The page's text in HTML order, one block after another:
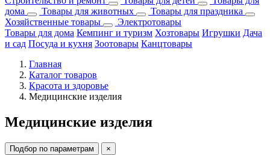
дома
Товары для животных
Товары для праздника
Хозяйственные товары
Электротовары
Товары для дома Кемпинг и туризм Хозтовары Игрушки Дача
и сад Посуда и кухня Зоотовары Канцтовары
Главная
Каталог товаров
Красота и здоровье
Медицинские изделия
Медицинские изделия
Подбор по параметрам
×